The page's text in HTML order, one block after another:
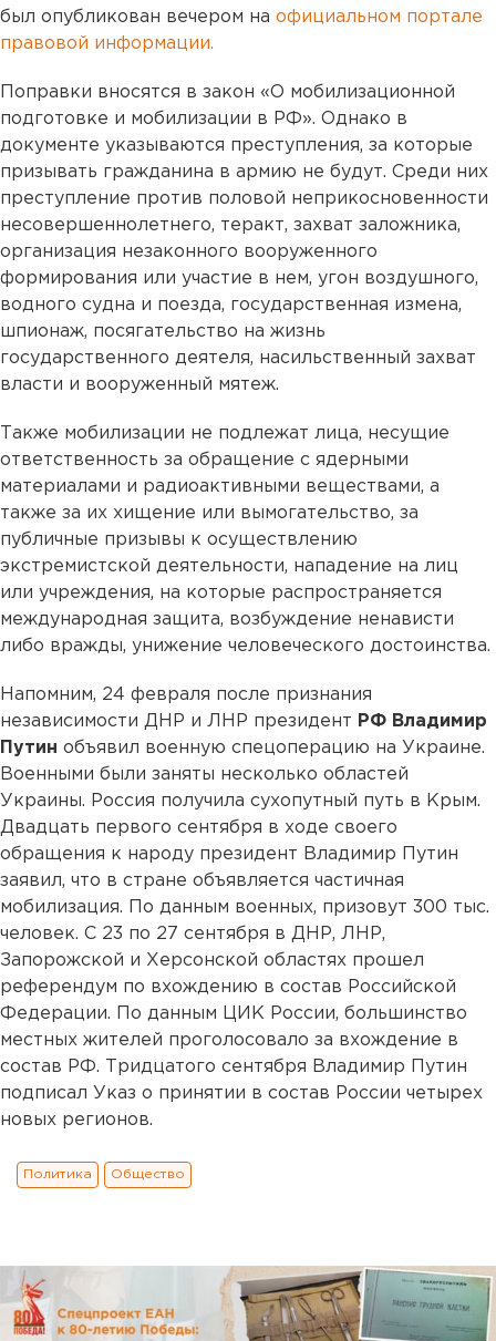
был опубликован вечером на официальном портале
правовой информации.
Поправки вносятся в закон «О мобилизационной
подготовке и мобилизации в РФ». Однако в
документе указываются преступления, за которые
призывать гражданина в армию не будут. Среди них
преступление против половой неприкосновенности
несовершеннолетнего, теракт, захват заложника,
организация незаконного вооруженного
формирования или участие в нем, угон воздушного,
водного судна и поезда, государственная измена,
шпионаж, посягательство на жизнь
государственного деятеля, насильственный захват
власти и вооруженный мятеж.
Также мобилизации не подлежат лица, несущие
ответственность за обращение с ядерными
материалами и радиоактивными веществами, а
также за их хищение или вымогательство, за
публичные призывы к осуществлению
экстремистской деятельности, нападение на лиц
или учреждения, на которые распространяется
международная защита, возбуждение ненависти
либо вражды, унижение человеческого достоинства.
Напомним, 24 февраля после признания
независимости ДНР и ЛНР президент РФ Владимир
Путин объявил военную спецоперацию на Украине.
Военными были заняты несколько областей
Украины. Россия получила сухопутный путь в Крым.
Двадцать первого сентября в ходе своего
обращения к народу президент Владимир Путин
заявил, что в стране объявляется частичная
мобилизация. По данным военных, призовут 300 тыс.
человек. С 23 по 27 сентября в ДНР, ЛНР,
Запорожской и Херсонской областях прошел
референдум по вхождению в состав Российской
Федерации. По данным ЦИК России, большинство
местных жителей проголосовало за вхождение в
состав РФ. Тридцатого сентября Владимир Путин
подписал Указ о принятии в состав России четырех
новых регионов.
Политика Общество